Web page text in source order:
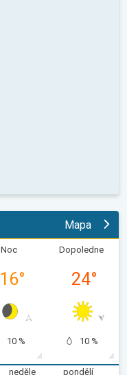
Mapa
Noc
16°
10 %
Dopoledne
24°
10 %
neděle
pondělí